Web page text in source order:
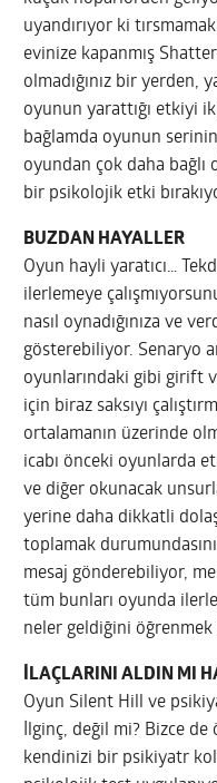
uyandırıyor ki
evinize kapanmış
olmadığınız bir yerden,
oyunun yarattığı etkiyi
bağlamda oyunun
oyundan çok daha bağlı
bir psikolojik etki
BUZDAN HAYALLER
Oyun hayli yaratıcı…
ilerlemeye
nasıl oynadığınıza ve
gösterebiliyor. Senaryo
oyunlarındaki gibi girift
için biraz saksıyı
ortalamanın üzerinde
icabı önceki oyunlarda
ve diğer okunacak
yerine daha dikkatli
toplamak
mesaj gönderebiliyor,
tüm bunları oyunda
neler geldiğini öğrenmek
İLAÇLARINI ALDIN MI
Oyun Silent Hill ve
İlginç, değil mi? Bizce de
kendinizi bir psikiyatr